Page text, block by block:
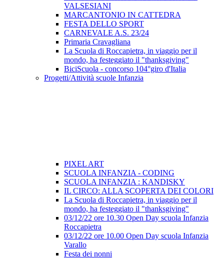
VALSESIANI
MARCANTONIO IN CATTEDRA
FESTA DELLO SPORT
CARNEVALE A.S. 23/24
Primaria Cravagliana
La Scuola di Roccapietra, in viaggio per il
mondo, ha festeggiato il "thanksgiving"
BiciScuola - concorso 104°giro d'Italia
Progetti/Attività scuole Infanzia
PIXEL ART
SCUOLA INFANZIA - CODING
SCUOLA INFANZIA : KANDISKY
IL CIRCO: ALLA SCOPERTA DEI COLORI
La Scuola di Roccapietra, in viaggio per il
mondo, ha festeggiato il "thanksgiving"
03/12/22 ore 10.30 Open Day scuola Infanzia
Roccapietra
03/12/22 ore 10.00 Open Day scuola Infanzia
Varallo
Festa dei nonni